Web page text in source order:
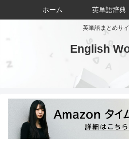
英単語まとめサ
English
ホーム 英単語辞典